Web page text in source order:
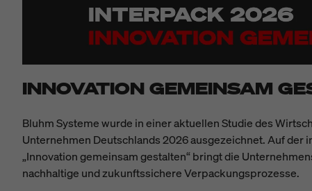
INNOVATION GEMEINSAM
Bluhm Systeme wurde in einer aktuellen Studie des
Unternehmen Deutschlands 2026 ausgezeichnet. Auf
„Innovation gemeinsam gestalten“ bringt die
nachhaltige und zukunftssichere Verpackungsprozesse.